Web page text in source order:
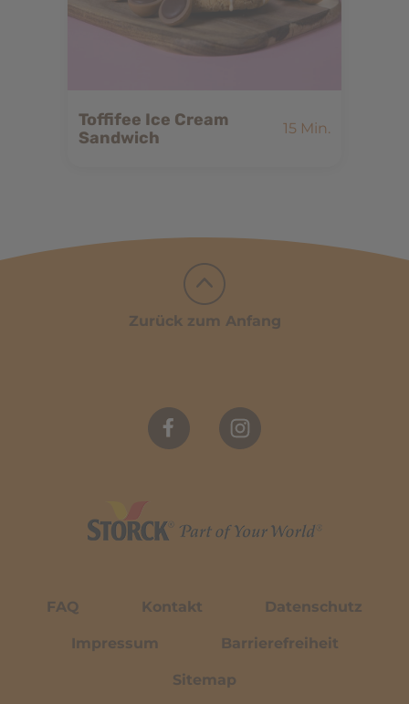
Toffifee Ice Cream
Sandwich
15 Min.
Zurück zum Anfang
FAQ Kontakt Datenschutz
Impressum Barrierefreiheit
Sitemap